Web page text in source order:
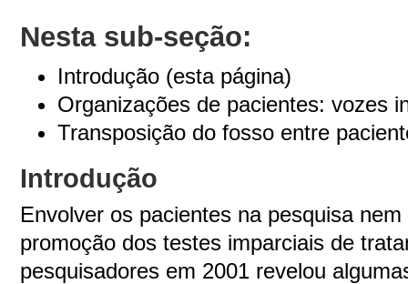
Nesta sub-seção:
Introdução (esta página)
Organizações de pacientes: vozes
Transposição do fosso entre
Introdução
Envolver os pacientes na pesquisa
promoção dos testes imparciais de
pesquisadores em 2001 revelou